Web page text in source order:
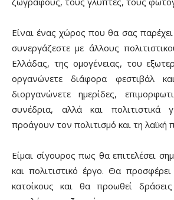
Είναι ένας χώρος που θα σας
συνεργάζεστε με άλλους
Ελλάδας, της ομογένειας, του
οργανώνετε διάφορα φεστιβάλ
διοργανώνετε ημερίδες,
συνέδρια, αλλά και
προάγουν τον πολιτισμό και τη λαϊκή
Είμαι σίγουρος πως θα επιτελέσει
και πολιτιστικό έργο. Θα
κατοίκους και θα προωθεί